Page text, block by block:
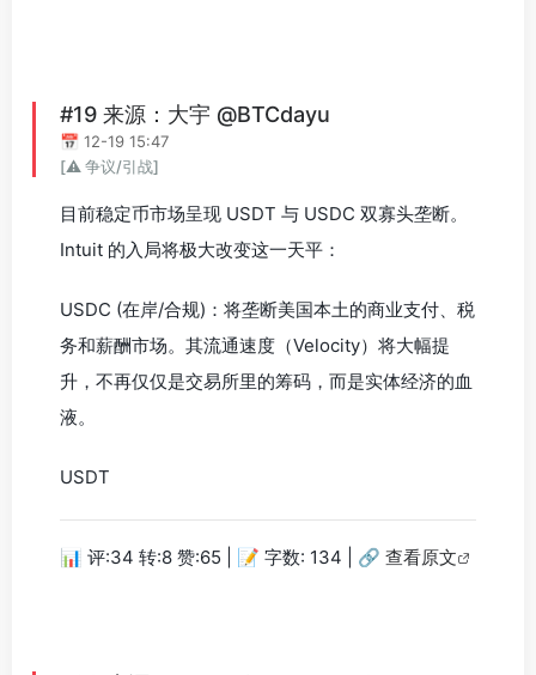
#19 来源：大宇 @BTCdayu
📅 12-19 15:47
[⚠️ 争议/引战]
目前稳定币市场呈现 USDT 与 USDC 双寡头垄断。
Intuit 的入局将极大改变这一天平：
USDC (在岸/合规)：将垄断美国本土的商业支付、税
务和薪酬市场。其流通速度（Velocity）将大幅提
升，不再仅仅是交易所里的筹码，而是实体经济的血
液。
USDT
📊 评:34 转:8 赞:65 | 📝 字数: 134 | 🔗 查看原文